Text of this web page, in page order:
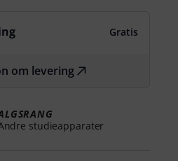
Gratis
om levering
studieapparater